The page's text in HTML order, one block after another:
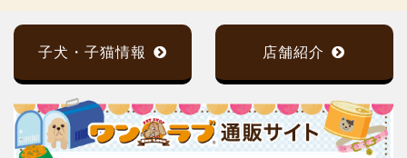
子犬・子猫情報 店舗紹介